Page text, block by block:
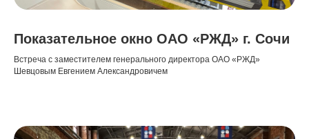
Показательное окно ОАО «РЖД» г. Сочи
Встреча с заместителем генерального директора ОАО «РЖД»
Шевцовым Евгением Александровичем